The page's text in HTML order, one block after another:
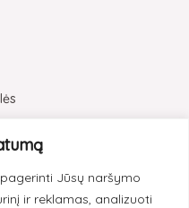
Jūsų naršymo
ir reklamas, analizuoti